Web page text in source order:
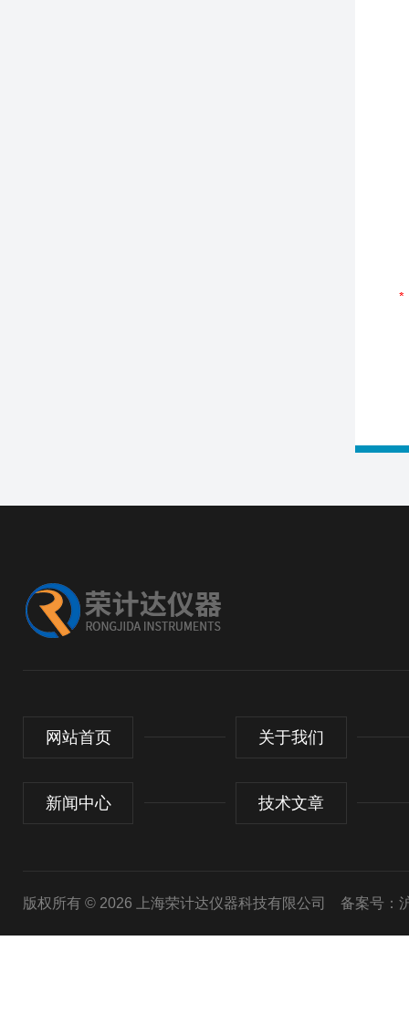
网站首页 关于我们
新闻中心 技术文章
版权所有 © 2026 上海荣计达仪器科技有限公司 备案号：